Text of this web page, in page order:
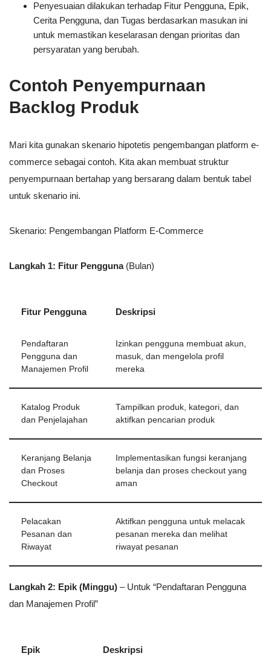
Penyesuaian dilakukan terhadap Fitur Pengguna, Epik,
Cerita Pengguna, dan Tugas berdasarkan masukan ini
untuk memastikan keselarasan dengan prioritas dan
persyaratan yang berubah.
Contoh Penyempurnaan
Backlog Produk
Mari kita gunakan skenario hipotetis pengembangan platform e-
commerce sebagai contoh. Kita akan membuat struktur
penyempurnaan bertahap yang bersarang dalam bentuk tabel
untuk skenario ini.
Skenario: Pengembangan Platform E-Commerce
Langkah 1: Fitur Pengguna(Bulan)
Fitur Pengguna Deskripsi
Pendaftaran
Pengguna dan
Manajemen Profil
Izinkan pengguna membuat akun,
masuk, dan mengelola profil
mereka
Katalog Produk
dan Penjelajahan
Tampilkan produk, kategori, dan
aktifkan pencarian produk
Keranjang Belanja
dan Proses
Checkout
Implementasikan fungsi keranjang
belanja dan proses checkout yang
aman
Pelacakan
Pesanan dan
Riwayat
Aktifkan pengguna untuk melacak
pesanan mereka dan melihat
riwayat pesanan
Langkah 2: Epik (Minggu) – Untuk “Pendaftaran Pengguna
dan Manajemen Profil”
Epik Deskripsi